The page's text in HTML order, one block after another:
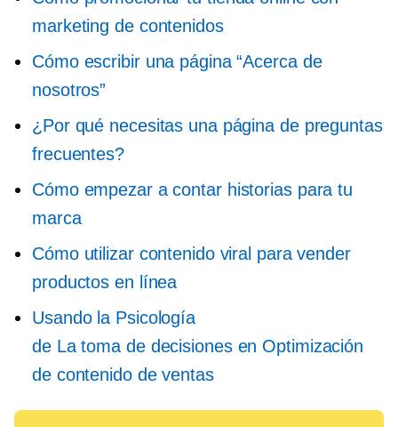
marketing de contenidos
Cómo escribir una página “Acerca de
nosotros”
¿Por qué necesitas una página de preguntas
frecuentes?
Cómo empezar a contar historias para tu
marca
Cómo utilizar contenido viral para vender
productos en línea
Usando la Psicología
de La toma de decisionesen Optimización
de contenido de ventas